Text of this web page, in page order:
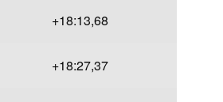
+18:13,68
+18:27,37